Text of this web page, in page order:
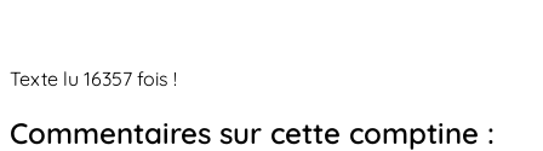
Texte lu 16357 fois !
Commentaires sur cette comptine :